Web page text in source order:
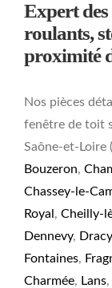
Expert des
roulants,
proximité
Nos pièces
fenêtre de toit
Saône-et-Loire
Bouzeron,
Chassey-le-
Royal , Cheilly-
Dennevy,
Fontaines,
Charmée, Lans,